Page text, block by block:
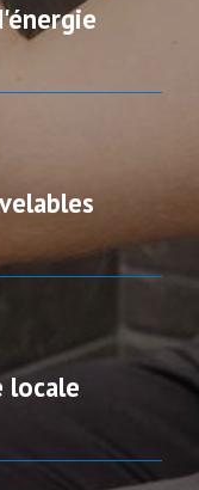
locale